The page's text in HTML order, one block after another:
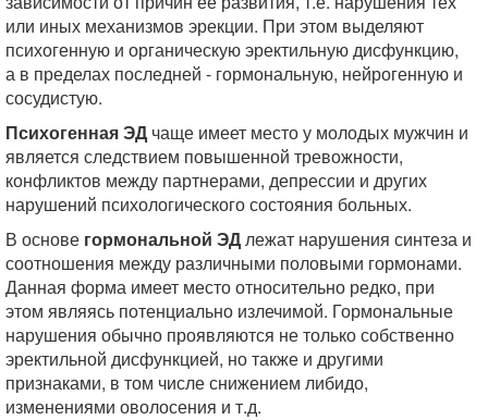
или иных механизмов эрекции. При этом выделяют
психогенную и органическую эректильную дисфункцию,
а в пределах последней - гормональную, нейрогенную и
сосудистую.
Психогенная ЭД чаще имеет место у молодых мужчин и
является следствием повышенной тревожности,
конфликтов между партнерами, депрессии и других
нарушений психологического состояния больных.
В основе гормональной ЭДлежат нарушения синтеза и
соотношения между различными половыми гормонами.
Данная форма имеет место относительно редко, при
этом являясь потенциально излечимой. Гормональные
нарушения обычно проявляются не только собственно
эректильной дисфункцией, но также и другими
признаками, в том числе снижением либидо,
изменениями оволосения и т.д.